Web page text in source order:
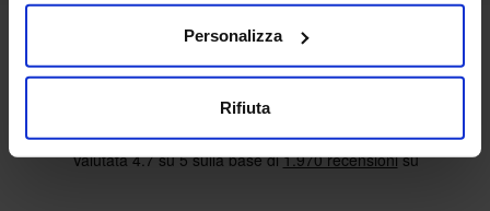
Personalizza
Rifiuta